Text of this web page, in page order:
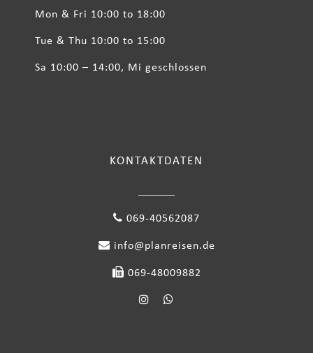
Mon & Fri 10:00 to 18:00
Tue & Thu 10:00 to 15:00
Sa 10:00 – 14:00, Mi geschlossen
KONTAKTDATEN
069-40562087
info@planreisen.de
069-48009882